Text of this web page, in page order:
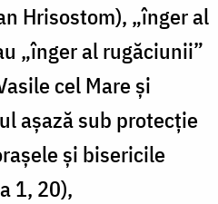
Hrisostom), „înger al
„înger al rugăciunii”
cel Mare şi
aşază sub protecţie
şi bisericile
1, 20),